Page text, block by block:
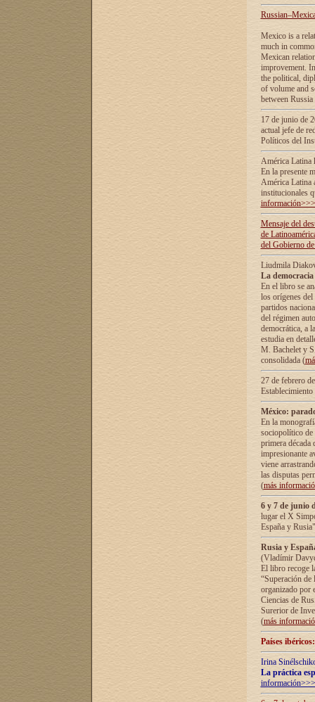
Mexico is a
much in
Mexican
improvement.
the political,
of volume and
between
17 de junio de
actual jefe de
Políticos del
América Latina
En la presente
América Latina
institucionales
información>>>
Mensaje del
de
del Gobierno
Liudmila
La
En el libro se
los orígenes
partidos
del régimen
democrática, а
estudia en
М. Bachelet у
consolidada (
27 de febrero
México:
En la
sociopolítico de
primera década
impresionante
viene
las disputas
(más
6 y 7 de junio
lugar el X
España y
Rusia y
(Vladímir
El libro recoge
“Superación
organizado por
Ciencias de
Surerior de
(más
Países
Irina
La práctica
información>>>